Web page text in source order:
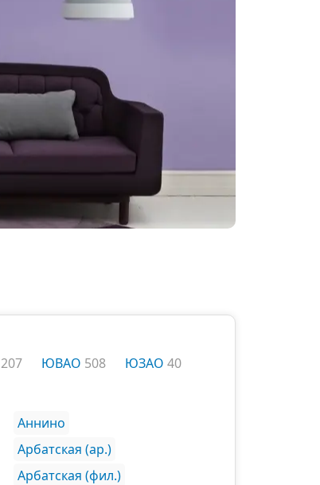
207 ЮВАО 508 ЮЗАО 40
Аннино
Арбатская (ар.)
Арбатская (фил.)